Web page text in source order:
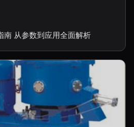
南 从参数到应用全面解析